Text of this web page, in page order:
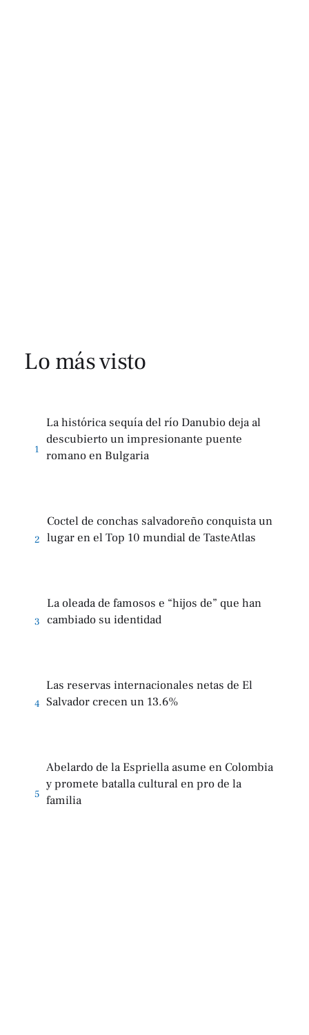
Lo más visto
1
La histórica sequía del río Danubio deja al
descubierto un impresionante puente
romano en Bulgaria
2
Coctel de conchas salvadoreño conquista un
lugar en el Top 10 mundial de TasteAtlas
3
La oleada de famosos e “hijos de” que han
cambiado su identidad
4
Las reservas internacionales netas de El
Salvador crecen un 13.6%
5
Abelardo de la Espriella asume en Colombia
y promete batalla cultural en pro de la
familia